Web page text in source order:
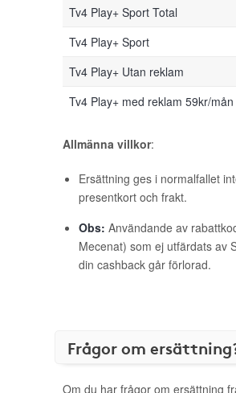
Tv4 Play+ Sport Total
Tv4 Play+ Sport
Tv4 Play+ Utan reklam
Tv4 Play+ med reklam 59kr/mån
Allmänna villkor:
Ersättning ges i normalfallet
presentkort och frakt.
Obs: Användande av
Mecenat) som ej utfärdats av
din cashback går förlorad.
Frågor om
Om du har frågor om ersättning